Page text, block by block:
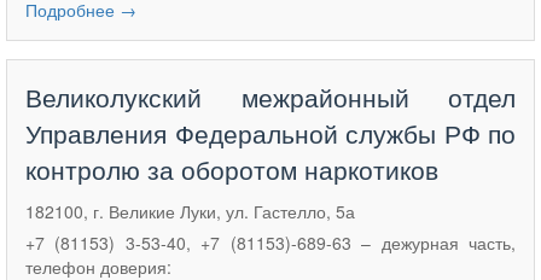
Подробнее →
Великолукский межрайонный отдел
Управления Федеральной службы РФ по
контролю за оборотом наркотиков
182100, г. Великие Луки, ул. Гастелло, 5а
+7 (81153) 3-53-40, +7 (81153)-689-63 – дежурная часть,
телефон доверия: